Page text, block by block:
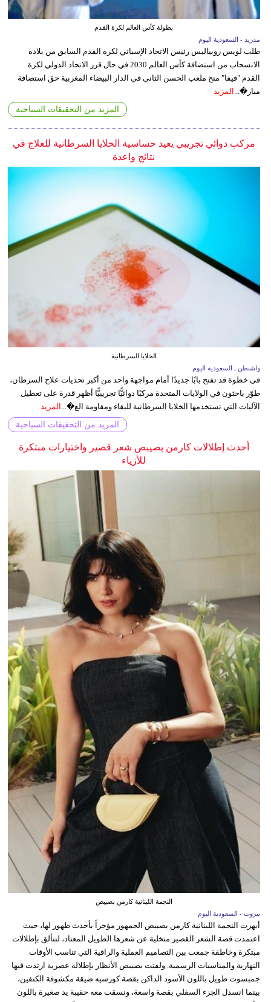
بطولة كأس العالم لكرة القدم
مدريد - السعودية اليوم
طلب لويس روبياليس رئيس الاتحاد الإسباني لكرة القدم السابق من بلاده
الانسحاب من استضافة كأس العالم 2030 في حال قرر الاتحاد الدولي لكرة
القدم "فيفا" منح ملعب الحسن الثاني في الدار البيضاء المغربية حق استضافة
مبار�...
المزيد
المزيد من التحقيقات السياحية
مركب دوائي تجريبي يعيد حساسية الخلايا السرطانية للعلاج في
نتائج واعدة
الخلايا السرطانية
واشنطن ـ السعودية اليوم
في خطوة قد تفتح بابًا جديدًا أمام مواجهة واحد من أكبر تحديات علاج السرطان،
طوّر باحثون في الولايات المتحدة مركبًا دوائيًّا تجريبيًّا أظهر قدرة على تعطيل
الآليات التي تستخدمها الخلايا السرطانية للبقاء ومقاومة الع�... المزيد
المزيد من التحقيقات السياحية
أحدث إطلالات كارمن بصيبص شعر قصير واختيارات مبتكرة
للأزياء
النجمة اللبنانية كارمن بصيبص
بيروت - السعودية اليوم
أبهرت النجمة اللبنانية كارمن بصيبص الجمهور مؤخراً بأحدث ظهور لها، حيث
اعتمدت قصة الشعر القصير متخلية عن شعرها الطويل المعتاد، لتتألق بإطلالات
مبتكرة وخاطفة جمعت بين التصاميم العملية والراقية التي تناسب الأوقات
النهارية والمناسبات الرسمية. ولفتت بصيبص الأنظار بإطلالة عصرية ارتدت فيها
جمبسوت طويل باللون الأسود الداكن بقصة كورسيه ضيقة مكشوفة الكتفين،
بينما انسدل الجزء السفلي بقصة واسعة، ونسقت معه حقيبة يد صغيرة باللون